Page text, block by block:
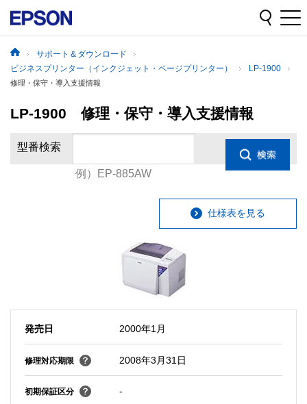
サポート＆ダウンロード
ビジネスプリンター（インクジェット・ページプリンター）
LP-1900
修理・保守・導入支援情報
LP-1900 修理・保守・導入支援情報
型番検索
例）EP-885AW
仕様表を見る
発売日 2000年1月
修理対応期限 2008年3月31日
初期保証区分 -